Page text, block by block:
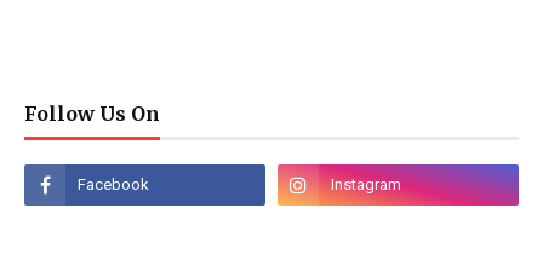
Follow Us On